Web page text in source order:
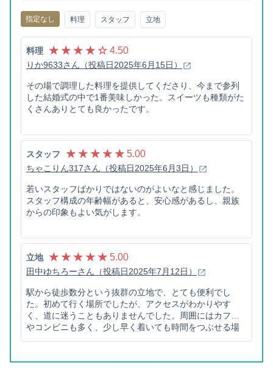
指定なし 料理 スタッフ 立地
料理 ★ ★ ★ ★ ☆ 4.50
りか9633さん（投稿日2025年6月15日）
その場で調理した料理を提供してくださり、今まで参列
した結婚式の中で1番美味しかった。スイーツも種類がた
くさんありとても良かったです。
スタッフ ★ ★ ★ ★ ★ 5.00
ちゃこりん317さん（投稿日2025年6月3日）
若いスタッフばかりではないのがよいなと感じました。
スタッフ構成の年齢幅があると、安心感があるし、親族
からの印象もよい気がします。
立地 ★ ★ ★ ★ ★ 5.00
田中ゆちろーさん（投稿日2025年7月12日）
駅から徒歩数分という抜群の立地で、とても便利でし
た。初めて行く場所でしたが、アクセスがわかりやす
く、道に迷うこともありませんでした。周囲にはカフェ
やコンビニも多く、少し早く着いても時間をつぶせる場
所があるのも嬉しいポイントです。車でのアクセスもし
でも車でも行きやすい場所だと思います。静かなエリア